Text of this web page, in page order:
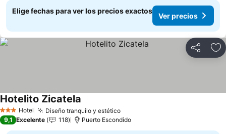
Elige fechas para ver los precios exactos
Ver precios
Compartir
3 Estrellas
Hotel Diseño tranquilo y estético
Hotelito Zicatela
9,1 Excelente 118 Puerto Escondido